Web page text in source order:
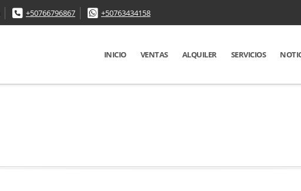
+50766796867 +50763434158
INICIO VENTAS ALQUILER SERVICIOS